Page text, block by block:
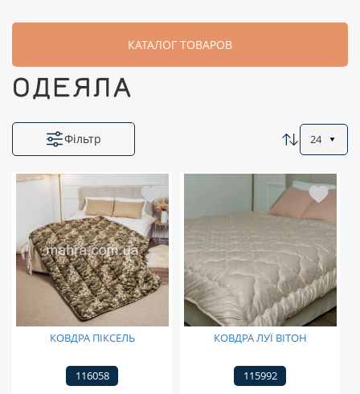
КАТАЛОГ ТОВАРОВ
ОДЕЯЛА
Фільтр 24
КОВДРА ПІКСЕЛЬ
116058
КОВДРА ЛУЇ ВІТОН
115992